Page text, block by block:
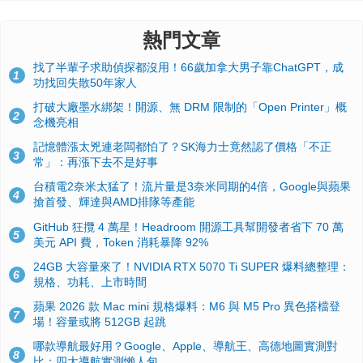
熱門文章
1
找了半輩子求助偵探都沒用！66歲加拿大男子靠ChatGPT，成
功找回失散50年家人
2
打破大廠墨水綁架！開源、無 DRM 限制的「Open Printer」概
念機亮相
3
記憶體漲太兇連老闆都怕了？SK海力士竟然認了價格「不正
常」：再漲下去不是好事
4
台積電2奈米太猛了！流片量是3奈米同期的4倍，Google與蘋果
搶首發、輝達與AMD排隊等產能
5
GitHub 狂攬 4 萬星！Headroom 開源工具幫開發者省下 70 萬
美元 API 費，Token 消耗暴降 92%
6
24GB 大容量來了！NVIDIA RTX 5070 Ti SUPER 爆料總整理：
規格、功耗、上市時間
7
蘋果 2026 款 Mac mini 規格爆料：M6 與 M5 Pro 異色搭檔登
場！容量或將 512GB 起跳
8
哪款導航最好用？Google、Apple、導航王、高德地圖實測對